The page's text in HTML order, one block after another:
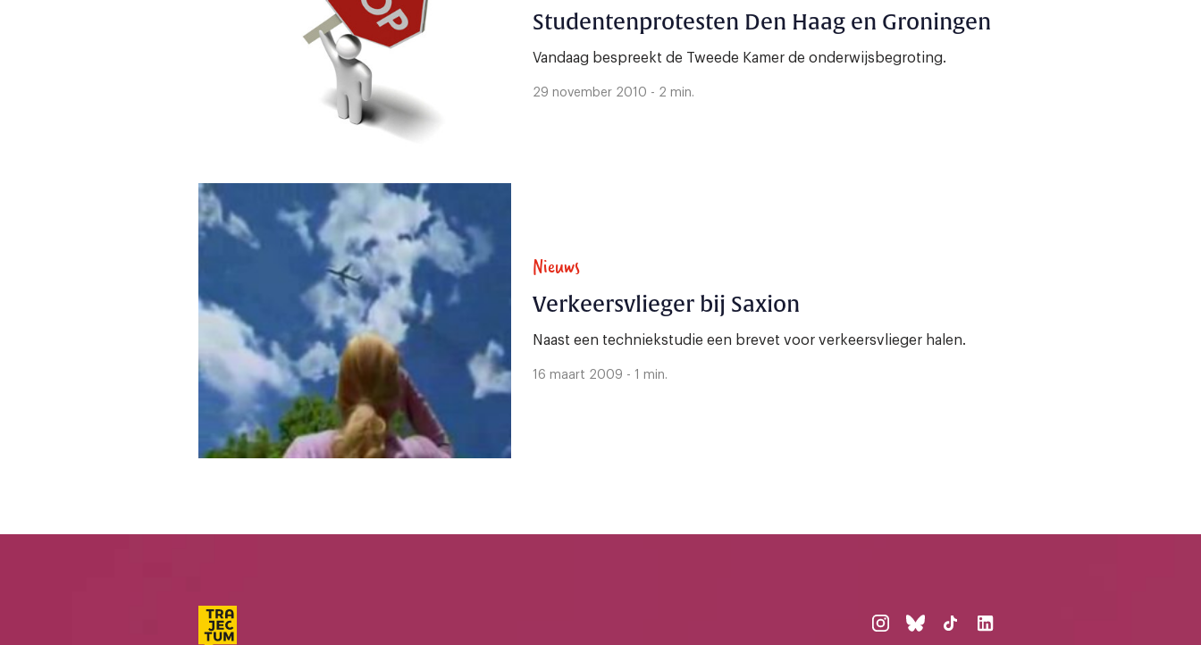
Studentenprotesten Den Haag en Groningen
Vandaag bespreekt de Tweede Kamer de onderwijsbegroting.
29 november 2010 - 2 min.
Nieuws
Verkeersvlieger bij Saxion
Naast een techniekstudie een brevet voor verkeersvlieger halen.
16 maart 2009 - 1 min.